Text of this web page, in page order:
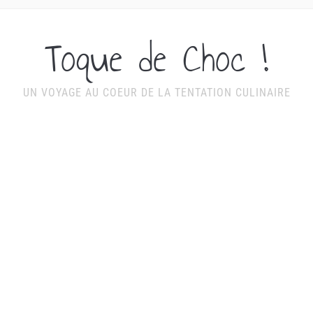
Toque de Choc !
UN VOYAGE AU COEUR DE LA TENTATION CULINAIRE